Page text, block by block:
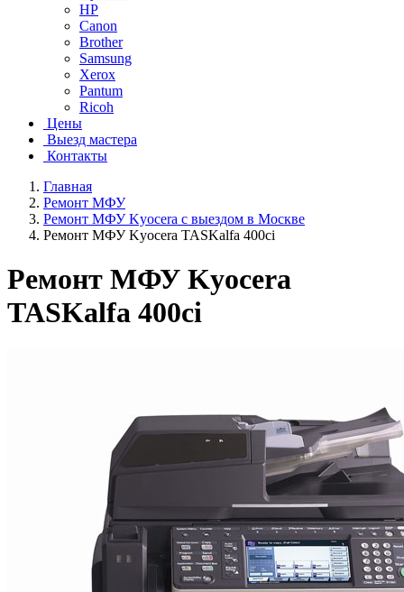
HP
Canon
Brother
Samsung
Xerox
Pantum
Ricoh
Цены
Выезд мастера
Контакты
Главная
Ремонт МФУ
Ремонт МФУ Kyocera с выездом в Москве
Ремонт МФУ Kyocera TASKalfa 400ci
Ремонт МФУ Kyocera
TASKalfa 400ci